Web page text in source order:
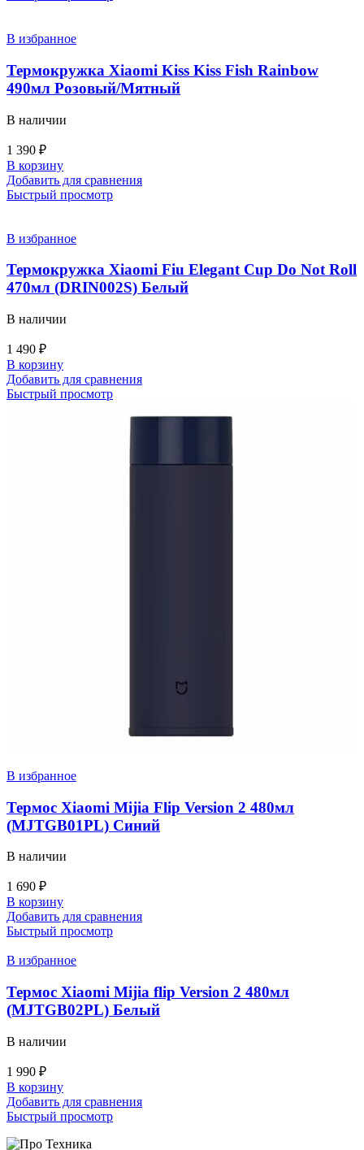
В избранное
Термокружка Xiaomi Kiss Kiss Fish Rainbow
490мл Розовый/Мятный
В наличии
1 390 ₽
В корзину
Добавить для сравнения
Быстрый просмотр
В избранное
Термокружка Xiaomi Fiu Elegant Cup Do Not Roll
470мл (DRIN002S) Белый
В наличии
1 490 ₽
В корзину
Добавить для сравнения
Быстрый просмотр
В избранное
Термос Xiaomi Mijia Flip Version 2 480мл
(MJTGB01PL) Синий
В наличии
1 690 ₽
В корзину
Добавить для сравнения
Быстрый просмотр
В избранное
Термос Xiaomi Mijia flip Version 2 480мл
(MJTGB02PL) Белый
В наличии
1 990 ₽
В корзину
Добавить для сравнения
Быстрый просмотр